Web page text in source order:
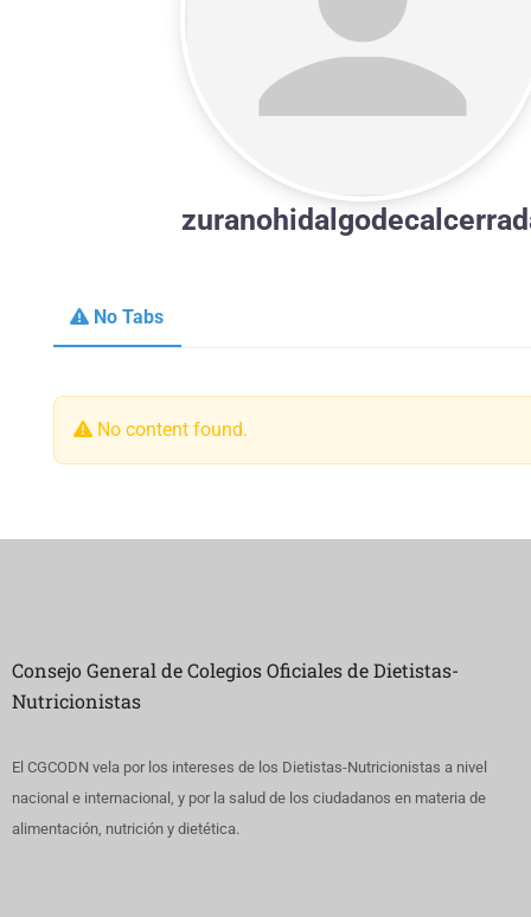
No Tabs
No content found.
Consejo General de Colegios Oficiales de Dietistas-
Nutricionistas
El CGCODN vela por los intereses de los Dietistas-Nutricionistas a nivel
nacional e internacional, y por la salud de los ciudadanos en materia de
alimentación, nutrición y dietética.